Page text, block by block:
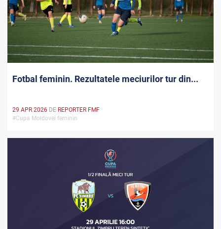
Fotbal feminin. Rezultatele meciurilor tur din...
29 APR 2026 DE REPORTER FMF
#Cupa Moldovei feminin